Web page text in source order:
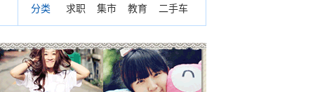
分类
求职
集市 教育 二手车